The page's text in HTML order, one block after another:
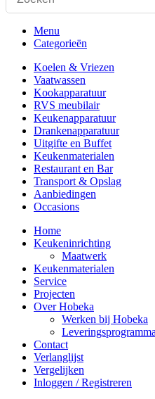
Menu
Categorieën
Koelen & Vriezen
Vaatwassen
Kookapparatuur
RVS meubilair
Keukenapparatuur
Drankenapparatuur
Uitgifte en Buffet
Keukenmaterialen
Restaurant en Bar
Transport & Opslag
Aanbiedingen
Occasions
Home
Keukeninrichting
Maatwerk
Keukenmaterialen
Service
Projecten
Over Hobeka
Werken bij Hobeka
Leveringsprogramma
Contact
Verlanglijst
Vergelijken
Inloggen / Registreren